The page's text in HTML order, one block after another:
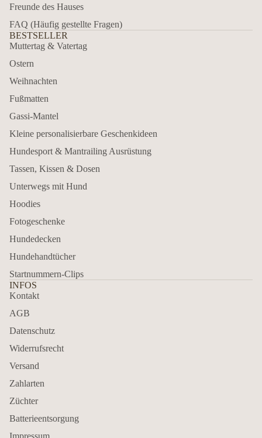
Freunde des Hauses
FAQ (Häufig gestellte Fragen)
BESTSELLER
Muttertag & Vatertag
Ostern
Weihnachten
Fußmatten
Gassi-Mantel
Kleine personalisierbare Geschenkideen
Hundesport & Mantrailing Ausrüstung
Tassen, Kissen & Dosen
Unterwegs mit Hund
Hoodies
Fotogeschenke
Hundedecken
Hundehandtücher
Startnummern-Clips
INFOS
Kontakt
AGB
Datenschutz
Widerrufsrecht
Versand
Zahlarten
Züchter
Batterieentsorgung